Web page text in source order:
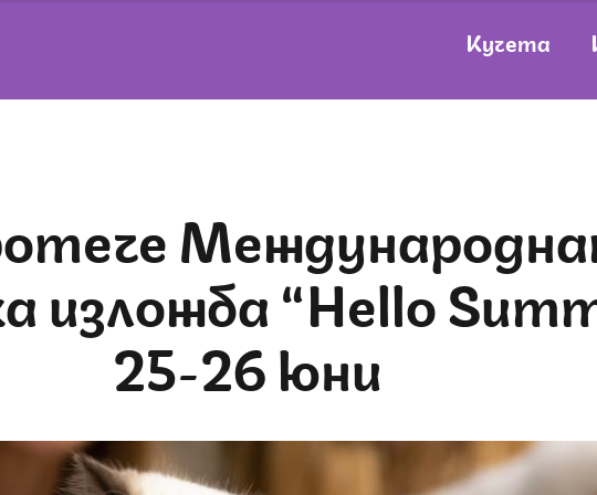
Кучета
изложба “Hello
25-26 юни